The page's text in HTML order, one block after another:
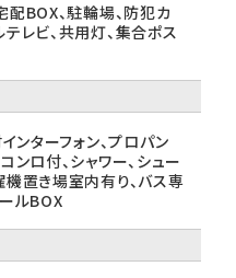
配BOX、駐輪場、防犯カ
テレビ、共用灯、集合ポス
ンターフォン、プロパン
ンロ付、シャワー、シュー
機置き場室内有り、バス専
ールBOX